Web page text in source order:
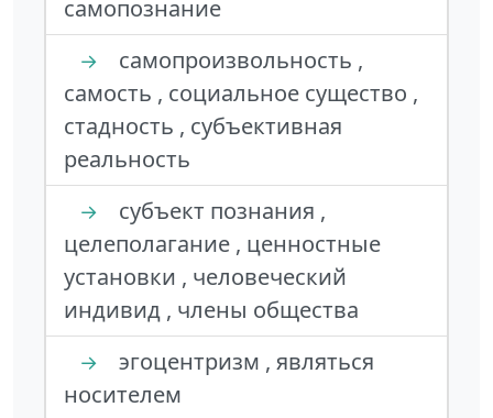
самопознание
→
самопроизвольность ,
самость , социальное существо ,
стадность , субъективная
реальность
→
субъект познания ,
целеполагание , ценностные
установки , человеческий
индивид , члены общества
→
эгоцентризм , являться
носителем